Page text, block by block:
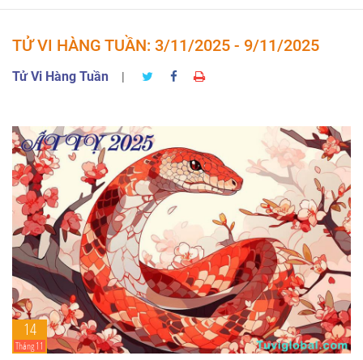
TỬ VI HÀNG TUẦN: 3/11/2025 - 9/11/2025
Tử Vi Hàng Tuần |
14
Tháng 11